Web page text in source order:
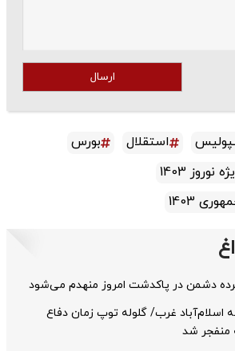
ارسال
استقلال
بورس
نوروز 1403
1403
دشمن در پاکدشت امروز منهدم می‌شود
اسلام‌آباد غرب/ گلوله توپ زمان دفاع